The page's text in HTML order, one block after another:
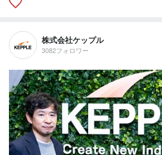
株式会社ケップル
3082フォロワー